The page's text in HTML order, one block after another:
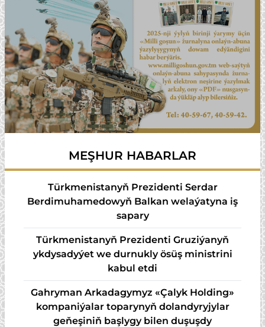
MEŞHUR HABARLAR
Türkmenistanyň Prezidenti Serdar
Berdimuhamedowyň Balkan welaýatyna iş
sapary
Türkmenistanyň Prezidenti Gruziýanyň
ykdysadyýet we durnukly ösüş ministrini
kabul etdi
Gahryman Arkadagymyz «Çalyk Holding»
kompaniýalar toparynyň dolandyryjylar
geňeşiniň başlygy bilen duşuşdy